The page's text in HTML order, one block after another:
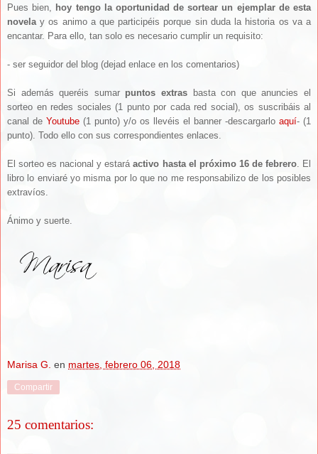
Pues bien, hoy tengo la oportunidad de sortear un ejemplar de esta
novelay os animo a que participéis porque sin duda la historia os va a
encantar. Para ello, tan solo es necesario cumplir un requisito:
- ser seguidor del blog (dejad enlace en los comentarios)
Si además queréis sumar puntos extras basta con que anuncies el
sorteo en redes sociales (1 punto por cada red social), os suscribáis al
canal de Youtube (1 punto) y/o os llevéis el banner -descargarlo aquí- (1
punto). Todo ello con sus correspondientes enlaces.
El sorteo es nacional y estaráactivo hasta el próximo 16 de febrero. El
libro lo enviaré yo misma por lo que no me responsabilizo de los posibles
extravíos.
Ánimo y suerte.
Marisa G. en martes, febrero 06, 2018
Compartir
25 comentarios: